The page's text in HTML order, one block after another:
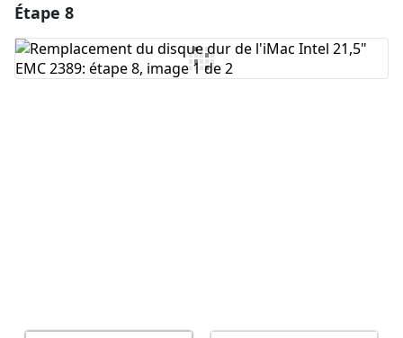
Ajouter un commentaire
Étape 8